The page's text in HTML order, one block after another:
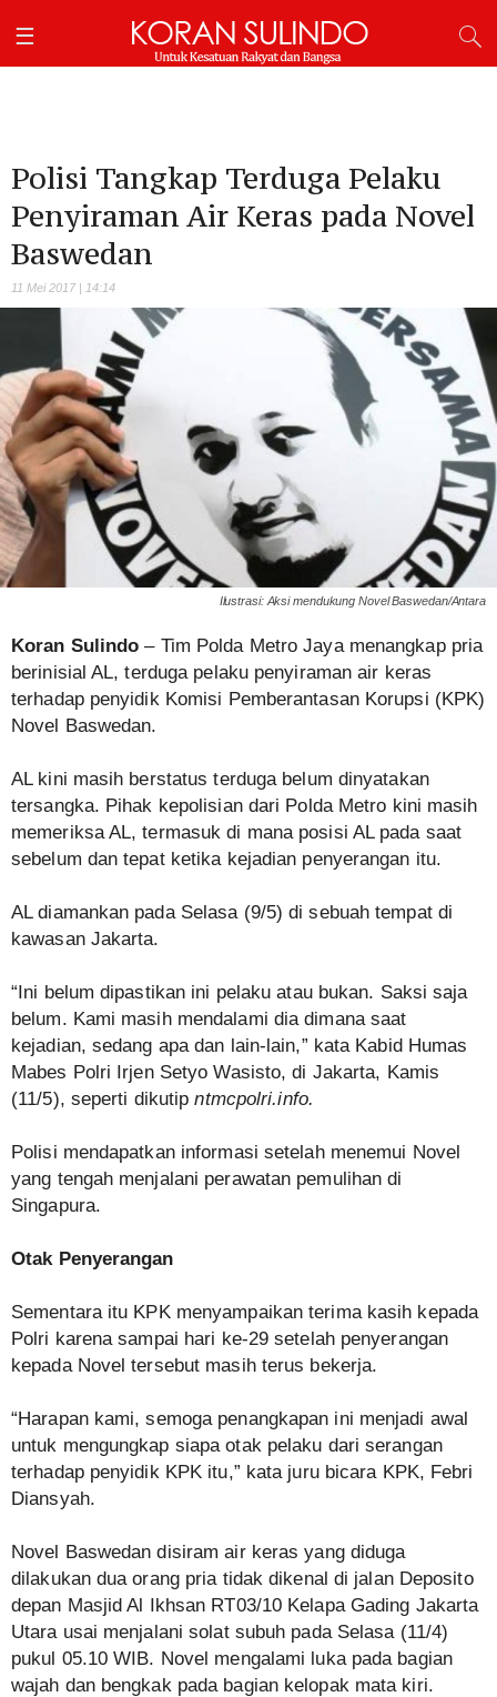
Polisi Tangkap Terduga Pelaku
Penyiraman Air Keras pada Novel
Baswedan
11 Mei 2017 | 14:14
Ilustrasi: Aksi mendukung Novel Baswedan/Antara
Koran Sulindo – Tim Polda Metro Jaya menangkap pria
berinisial AL, terduga pelaku penyiraman air keras
terhadap penyidik Komisi Pemberantasan Korupsi (KPK)
Novel Baswedan.
AL kini masih berstatus terduga belum dinyatakan
tersangka. Pihak kepolisian dari Polda Metro kini masih
memeriksa AL, termasuk di mana posisi AL pada saat
sebelum dan tepat ketika kejadian penyerangan itu.
AL diamankan pada Selasa (9/5) di sebuah tempat di
kawasan Jakarta.
“Ini belum dipastikan ini pelaku atau bukan. Saksi saja
belum. Kami masih mendalami dia dimana saat
kejadian, sedang apa dan lain-lain,” kata Kabid Humas
Mabes Polri Irjen Setyo Wasisto, di Jakarta, Kamis
(11/5), seperti dikutipntmcpolri.info.
Polisi mendapatkan informasi setelah menemui Novel
yang tengah menjalani perawatan pemulihan di
Singapura.
Otak Penyerangan
Sementara itu KPK menyampaikan terima kasih kepada
Polri karena sampai hari ke-29 setelah penyerangan
kepada Novel tersebut masih terus bekerja.
“Harapan kami, semoga penangkapan ini menjadi awal
untuk mengungkap siapa otak pelaku dari serangan
terhadap penyidik KPK itu,” kata juru bicara KPK, Febri
Diansyah.
Novel Baswedan disiram air keras yang diduga
dilakukan dua orang pria tidak dikenal di jalan Deposito
depan Masjid Al Ikhsan RT03/10 Kelapa Gading Jakarta
Utara usai menjalani solat subuh pada Selasa (11/4)
pukul 05.10 WIB. Novel mengalami luka pada bagian
wajah dan bengkak pada bagian kelopak mata kiri.